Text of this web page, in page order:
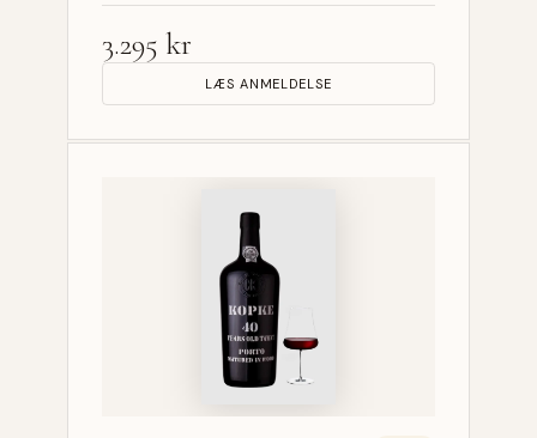
3.295 kr
LÆS ANMELDELSE